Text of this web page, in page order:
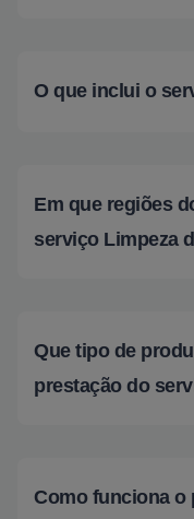
O que inclui o
Em que regiões
serviço Limpeza
Que tipo de
prestação do
Como funciona o